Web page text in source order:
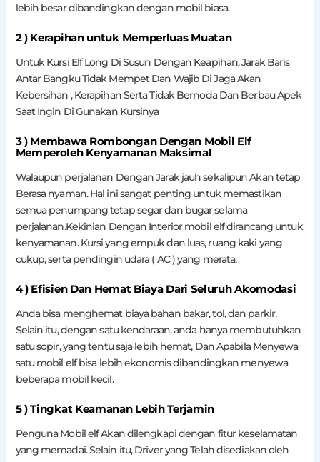
lebih besar dibandingkan dengan mobil biasa.
2 ) Kerapihan untuk Memperluas Muatan
Untuk Kursi Elf Long Di Susun Dengan Keapihan, Jarak Baris
Antar Bangku Tidak Mempet Dan Wajib Di Jaga Akan
Kebersihan , Kerapihan Serta Tidak Bernoda Dan Berbau Apek
Saat Ingin Di Gunakan Kursinya
3 ) Membawa Rombongan Dengan Mobil Elf
Memperoleh Kenyamanan Maksimal
Walaupun perjalanan Dengan Jarak jauh sekalipun Akan tetap
Berasa nyaman. Hal ini sangat penting untuk memastikan
semua penumpang tetap segar dan bugar selama
perjalanan.Kekinian Dengan Interior mobil elf dirancang untuk
kenyamanan. Kursi yang empuk dan luas, ruang kaki yang
cukup, serta pendingin udara ( AC ) yang merata.
4 ) Efisien Dan Hemat Biaya Dari Seluruh Akomodasi
Anda bisa menghemat biaya bahan bakar, tol, dan parkir.
Selain itu, dengan satu kendaraan, anda hanya membutuhkan
satu sopir, yang tentu saja lebih hemat, Dan Apabila Menyewa
satu mobil elf bisa lebih ekonomis dibandingkan menyewa
beberapa mobil kecil.
5 ) Tingkat Keamanan Lebih Terjamin
Penguna Mobil elf Akan dilengkapi dengan fitur keselamatan
yang memadai. Selain itu, Driver yang Telah disediakan oleh